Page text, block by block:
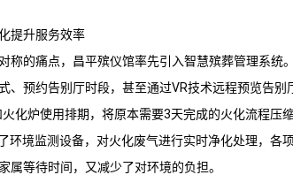
提升服务效率
称的痛点， 昌平殡仪馆率先引入智慧殡葬管理系统
、预约告别厅时段，甚至通过VR技术远程预览告别
化炉使用排期，将原本需要3天完成的火化流程压
环境监测设备，对火化废气进行实时净化处理，各
属等待时间，又减少了对环境的负担。